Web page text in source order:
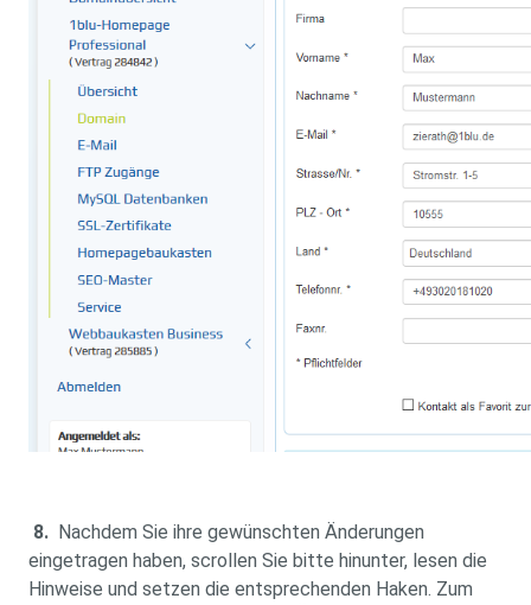
8. Nachdem Sie ihre gewünschten Änderungen
eingetragen haben, scrollen Sie bitte hinunter, lesen die
Hinweise und setzen die entsprechenden Haken. Zum